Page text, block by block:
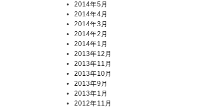
2014年5月
2014年4月
2014年3月
2014年2月
2014年1月
2013年12月
2013年11月
2013年10月
2013年9月
2013年1月
2012年11月